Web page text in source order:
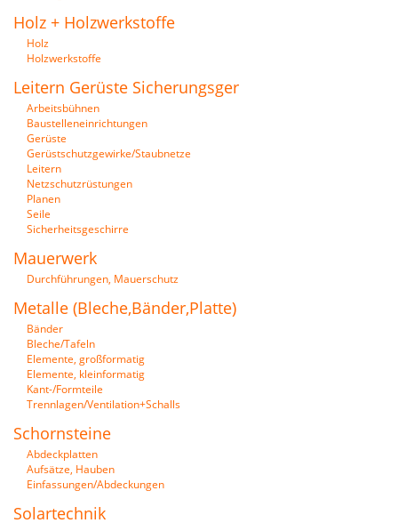
Holz + Holzwerkstoffe
Holz
Holzwerkstoffe
Leitern Gerüste Sicherungsger
Arbeitsbühnen
Baustelleneinrichtungen
Gerüste
Gerüstschutzgewirke/Staubnetze
Leitern
Netzschutzrüstungen
Planen
Seile
Sicherheitsgeschirre
Mauerwerk
Durchführungen, Mauerschutz
Metalle (Bleche,Bänder,Platte)
Bänder
Bleche/Tafeln
Elemente, großformatig
Elemente, kleinformatig
Kant-/Formteile
Trennlagen/Ventilation+Schalls
Schornsteine
Abdeckplatten
Aufsätze, Hauben
Einfassungen/Abdeckungen
Solartechnik